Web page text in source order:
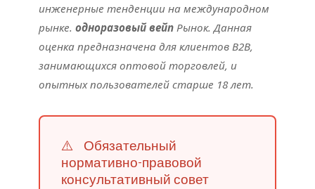
инженерные тенденции на международном
рынке. одноразовый вейп Рынок. Данная
оценка предназначена для клиентов B2B,
занимающихся оптовой торговлей, и
опытных пользователей старше 18 лет.
⚠️
Обязательный
нормативно-правовой
консультативный совет